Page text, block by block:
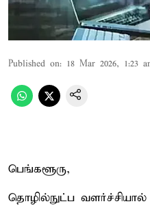
Published on: 18 Mar 2026, 1:23
பெங்களூரு,
தொழில்நுட்ப